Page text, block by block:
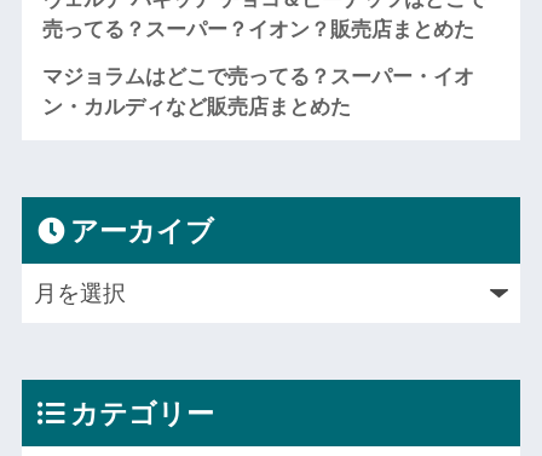
売ってる？スーパー？イオン？販売店まとめた
マジョラムはどこで売ってる？スーパー・イオ
ン・カルディなど販売店まとめた
アーカイブ
カテゴリー